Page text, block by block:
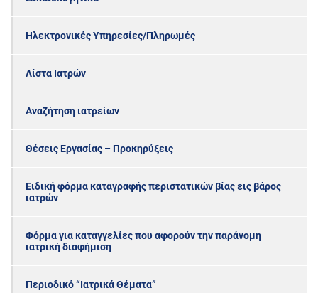
Ηλεκτρονικές Υπηρεσίες/Πληρωμές
Λίστα Ιατρών
Αναζήτηση ιατρείων
Θέσεις Εργασίας – Προκηρύξεις
Ειδική φόρμα καταγραφής περιστατικών βίας εις βάρος
ιατρών
Φόρμα για καταγγελίες που αφορούν την παράνομη
ιατρική διαφήμιση
Περιοδικό “Ιατρικά Θέματα”